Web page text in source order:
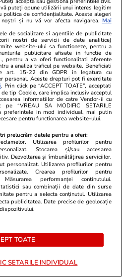
de școlarizare
au fost repartizați
mai multe
23 iul.
Vărsătorii au unele
muncă ce dispar de la
mai ușor de rezolvat
23 iul.
iulie 2026. Numerele
la tinerețe Ilie
puteți opune utilizării unui interes legitim
politica de confidențialitate. Aceste alegeri
și nu vă vor afecta navigarea. Mai
de socializare si agentiile de publicitate
nostri de servicii de date analitice)
website-ului sa functioneze, pentru a
publicitare afisate in functie de
pentru a va oferi functionalitati aferente
a analiza traficul pe website. Beneficiati
art. 15-22 din GDPR in legatura cu
personal. Aceste drepturi pot fi exercitate
. Prin click pe “ACCEPT TOATE”, acceptati
tip Cookie, care implica inclusiv acceptul
informatiilor de catre Vendor-ii cu
“VREAU SA MODIFIC SETARILE
preferintele in mod individual, mai putin
pentru functionarea website-ului.
prelucrăm datele pentru a oferi:
Utilizarea profilurilor pentru
Stocarea și/sau accesarea
Dezvoltarea și îmbunătățirea serviciilor.
personalizat. Utilizarea profilurilor pentru
Crearea profilurilor pentru
performanței conținutului.
sau combinații de date din surse
pentru a selecta conținutul. Utilizarea
publicitatea. Date precise de geolocație
TOATE
SETARILE INDIVIDUAL